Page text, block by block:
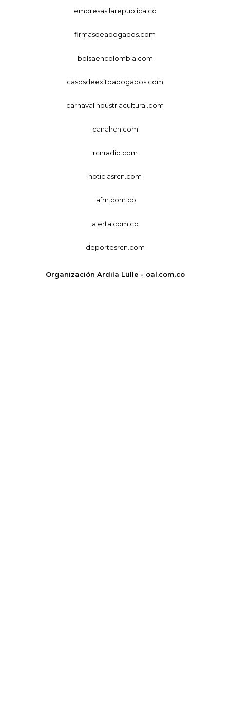
empresas.larepublica.co
firmasdeabogados.com
bolsaencolombia.com
casosdeexitoabogados.com
carnavalindustriacultural.com
canalrcn.com
rcnradio.com
noticiasrcn.com
lafm.com.co
alerta.com.co
deportesrcn.com
Organización Ardila Lülle - oal.com.co